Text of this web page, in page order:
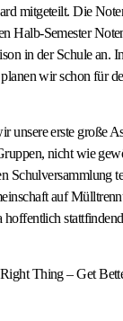
mitgeteilt. Die
Halb-Semester
in der Schule an.
wir schon für
unsere erste große
nicht wie
Schulversammlung
auf
Thing – Get